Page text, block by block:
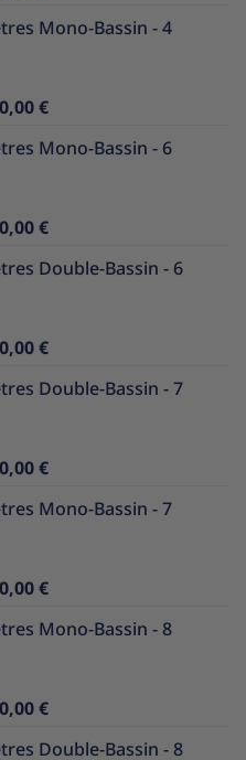
actuel
Mono-Bassin - 4
€Le
actuel
Mono-Bassin - 6
€Le
actuel
Double-Bassin - 6
€Le
actuel
Double-Bassin - 7
€Le
actuel
Mono-Bassin - 7
€Le
actuel
Mono-Bassin - 8
€Le
actuel
Double-Bassin - 8